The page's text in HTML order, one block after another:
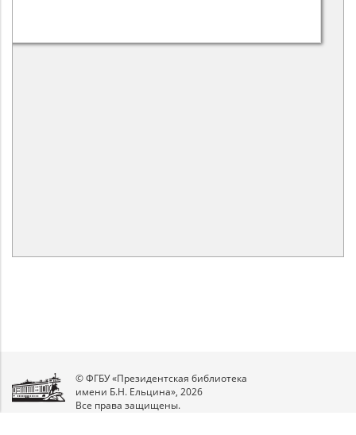
© ФГБУ «Президентская библиотека
имени Б.Н. Ельцина», 2026
Все права защищены.